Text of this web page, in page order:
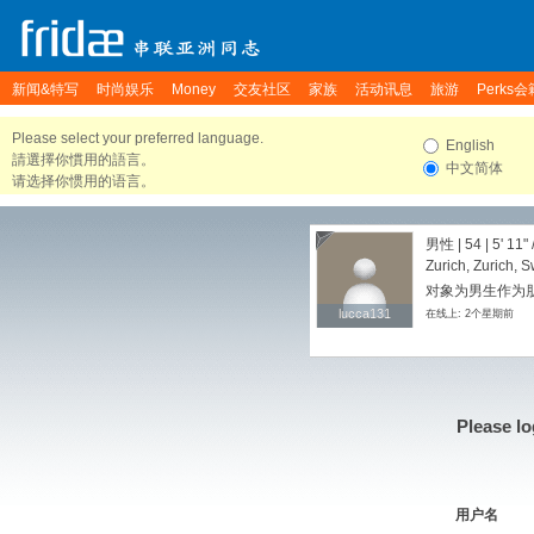
新闻&特写 时尚娱乐 Money 交友社区 家族 活动讯息 旅游 Perks会
Please select your preferred language.
請選擇你慣用的語言。
请选择你惯用的语言。
English
中文简体
lucca131
lucca131
男性 | 54 | 5' 11"
Zurich, Zurich,
对象为男生作为
在线上: 2个星期前
Please
用户名